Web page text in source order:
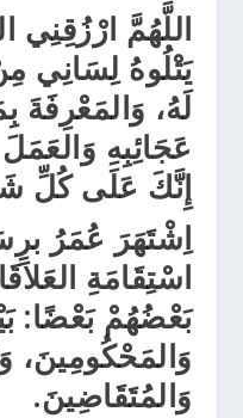
اللَّهُمَّ ارْزُقِنِي
يَتْلُوهُ لِسَانِي
لَهُ، وَالمَعْرِفَةَ
عَجَائِبِهِ
إِنَّكَ عَلَى كُلِّ
اِشْتَهَرَ عُمَرُ
اسْتِقَامَةِ
بَعْضُهُمْ بَعْضًا:
وَالمَحْكُومِينَ،
وَالمُتَقَاضِينَ.